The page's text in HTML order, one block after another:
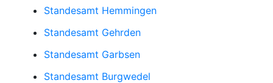
Standesamt Hemmingen
Standesamt Gehrden
Standesamt Garbsen
Standesamt Burgwedel